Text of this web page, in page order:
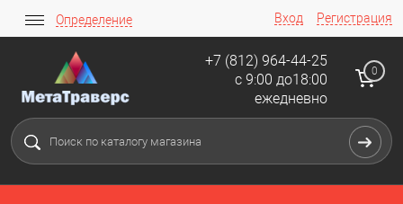
Вход Регистрация
Определение
+7 (812) 964-44-25
с 9:00 до18:00
ежедневно
0